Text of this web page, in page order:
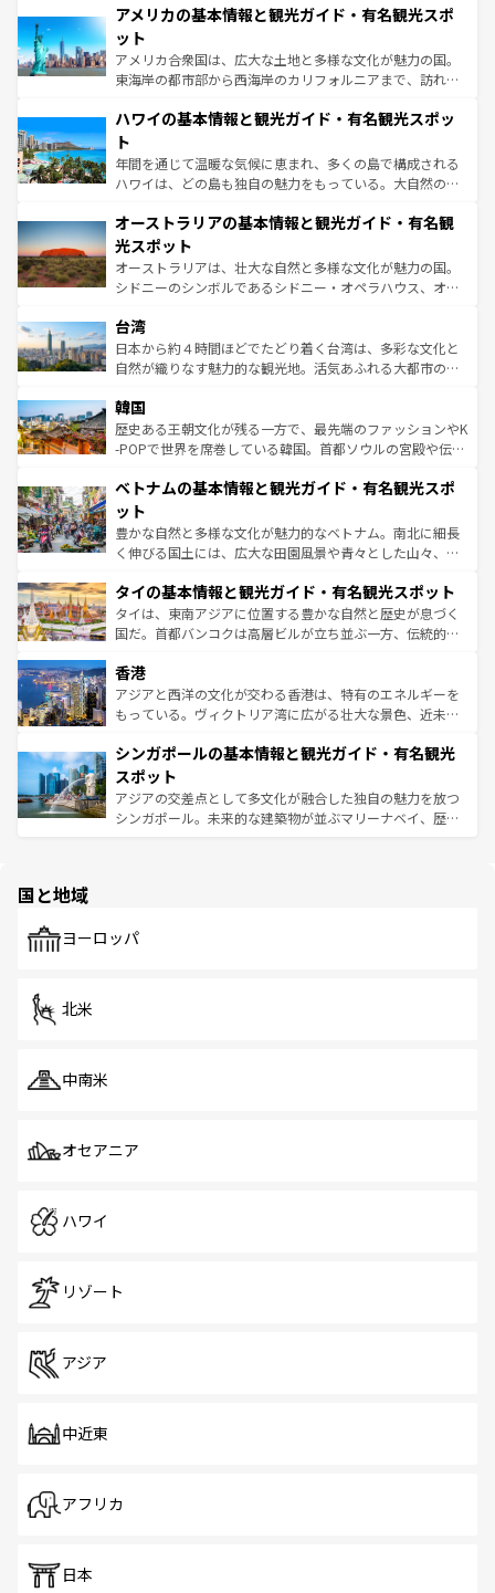
ンツ一覧を参照してほしい。
の建物がそのまま残る町や、スイスならではのユニークな
博物館もあり、アルプス観光だけでなく町歩きも満喫する
ことができる。国民の所得が高いため物価も高いが、旅行
者向けの交通パス提供のサービスもあり、うまく活用すれ
着のスイス情報はコンテンツ一覧を参照してほしい。
アメリカの基本情報と観光ガイド・有名観光スポ
ット
アメリカ合衆国は、広大な土地と多様な文化が魅力の国。
東海岸の都市部から西海岸のカリフォルニアまで、訪れる
のような巨大都市は、観光、ショッピング、エンターテイ
ンメントが詰まった刺激的なスポットだ。一方、アメリカ
西部には大自然が広がり、グランドキャニオンやイエロー
ストーン国立公園といった絶景が堪能できる。さらに、南
文化が魅力。旅行者はアメリカの各地域で異なる魅力を楽
しみながら、その多様性と豊かな歴史を感じることができ
るだろう。車でのロードトリップや列車の旅も、アメリカ
ならではの贅沢な旅のスタイルだ。 なお、新着のアメリカ
情報は コンテンツ一覧 を参照してほしい。
ハワイの基本情報と観光ガイド・有名観光スポッ
ト
年間を通じて温暖な気候に恵まれ、多くの島で構成される
ハワイは、どの島も独自の魅力をもっている。大自然の神
ワイ島は見逃せない。また、定番の観光地といえばオアフ
島だが、静かな自然を求めるならマウイ島やカウアイ島が
おすすめ。エメラルドグリーンに輝く海をはじめ、豊かな
文化や歴史が息づいている。「アロハスピリット」と呼ば
人々、おいしいローカルフードやハワイアンミュージッ
ク、伝統的なフラダンスなど、すべてがハワイの魅力を彩
っている。訪れるたびに新しい発見と感動が待っているハ
はコンテンツ一覧
オーストラリアの基本情報と観光ガイド・有名観
光スポット
オーストラリアは、壮大な自然と多様な文化が魅力の国。
シドニーのシンボルであるシドニー・オペラハウス、オー
リアリーフや大陸中央部にそびえるウルル（エアーズロッ
ク）、タスマニアの美しい原生林やケアンズの熱帯雨林な
ど、見どころがたくさん。また、カフェやワイン、オージ
いる。アクティビティも充実しており、サーフィンやダイ
ビング、ハイキングなど、アウトドア好きにはたまらな
い。オーストラリアの多彩な魅力を存分に味わいつくそ
参照してほしい。
台湾
日本から約４時間ほどでたどり着く台湾は、多彩な文化と
自然が織りなす魅力的な観光地。活気あふれる大都市の台
ン）、静ひつな山岳地帯である台湾東部など、都市の喧騒
と山間の静けさが共存しており、訪れる人に新しい発見と
驚きをもたらしてくれる。また、奥深い台湾の食文化も魅
容にもいいと評判のスイーツなど、バラエティ豊かな料理
照してほしい。
韓国
歴史ある王朝文化が残る一方で、最先端のファッションやK
-POPで世界を席巻している韓国。首都ソウルの宮殿や伝統
き、地方に足を延ばせば四季折々の自然美を楽しむことが
できる。そして、キムチや焼肉、絶品のストリートフード
まで、さまざまな韓国料理が待っている。夜には、韓国な
らではのナイトライフも堪能できる。あたたかいホスピタ
わってみてほしい。 なお、新着の韓国情報はコンテンツ一
覧 を参照してほしい。
ベトナムの基本情報と観光ガイド・有名観光スポ
ット
豊かな自然と多様な文化が魅力的なベトナム。南北に細長
く伸びる国土には、広大な田園風景や青々とした山々、世
急速な発展と共に伝統が息づく。ハノイの古い町並みやホ
ーチミン市のフランス統治時代の建物も、独特の雰囲気を
醸し出している。また、バラエティの豊かさとおいしさで
とつ。フォーやバインミー、ベトナムコーヒーなどは、ぜ
ひ現地で味わいたい。どの地域を訪れてもあたたかい人々
が旅行者を迎えてくれるので、きっと忘れられない旅にな
参照してほしい。
タイの基本情報と観光ガイド・有名観光スポット
タイは、東南アジアに位置する豊かな自然と歴史が息づく
国だ。首都バンコクは高層ビルが立ち並ぶ一方、伝統的な
の活気が交差している。北部ではチェンマイなどの山岳地
帯で自然と触れ合い、南部ではプーケットやクラビの美し
いビーチでリゾート気分を楽しむことができる。タイ料理
激する。気候は一年中温暖で、どの季節にも異なる楽しみ
が待っている。親しみやすいタイの人々、仏教を中心とし
た文化、そして多様な観光資源が、訪れる旅人を魅了し続
ける。 なお、新着のタイ情報はコンテンツ一覧を参照して
香港
アジアと西洋の文化が交わる香港は、特有のエネルギーを
もっている。ヴィクトリア湾に広がる壮大な景色、近未来
み、どこを訪れても感動するはず。観光スポットが密集し
ており、効率よく見どころを回れるのも魅力。息をのむよ
うな絶景から文化的な体験まで、香港を存分に楽しみ尽く
そう。 なお、新着の香港情報はコンテンツ一覧を参照して
シンガポールの基本情報と観光ガイド・有名観光
スポット
アジアの交差点として多文化が融合した独自の魅力を放つ
シンガポール。未来的な建築物が並ぶマリーナベイ、歴史
で、ホーカーズは地元の風情を楽しめる外せないスポット
国と地域
ヨーロッパ
北米
中南米
オセアニア
ハワイ
リゾート
アジア
中近東
アフリカ
日本